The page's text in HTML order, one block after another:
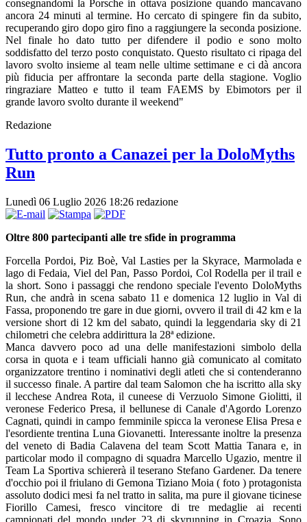
consegnandomi la Porsche in ottava posizione quando mancavano
ancora 24 minuti al termine. Ho cercato di spingere fin da subito,
recuperando giro dopo giro fino a raggiungere la seconda posizione.
Nel finale ho dato tutto per difendere il podio e sono molto
soddisfatto del terzo posto conquistato. Questo risultato ci ripaga del
lavoro svolto insieme al team nelle ultime settimane e ci dà ancora
più fiducia per affrontare la seconda parte della stagione. Voglio
ringraziare Matteo e tutto il team FAEMS by Ebimotors per il
grande lavoro svolto durante il weekend"
Redazione
Tutto pronto a Canazei per la DoloMyths
Run
Lunedì 06 Luglio 2026 18:26 redazione
Oltre 800 partecipanti alle tre sfide in programma
Forcella Pordoi, Piz Boè, Val Lasties per la Skyrace, Marmolada e
lago di Fedaia, Viel del Pan, Passo Pordoi, Col Rodella per il trail e
la short. Sono i passaggi che rendono speciale l'evento DoloMyths
Run, che andrà in scena sabato 11 e domenica 12 luglio in Val di
Fassa, proponendo tre gare in due giorni, ovvero il trail di 42 km e la
versione short di 12 km del sabato, quindi la leggendaria sky di 21
chilometri che celebra addirittura la 28ª edizione.
Manca davvero poco ad una delle manifestazioni simbolo della
corsa in quota e i team ufficiali hanno già comunicato al comitato
organizzatore trentino i nominativi degli atleti che si contenderanno
il successo finale. A partire dal team Salomon che ha iscritto alla sky
il lecchese Andrea Rota, il cuneese di Verzuolo Simone Giolitti, il
veronese Federico Presa, il bellunese di Canale d'Agordo Lorenzo
Cagnati, quindi in campo femminile spicca la veronese Elisa Presa e
l'esordiente trentina Luna Giovanetti. Interessante inoltre la presenza
del veneto di Badia Calavena del team Scott Mattia Tanara e, in
particolar modo il compagno di squadra Marcello Ugazio, mentre il
Team La Sportiva schiererà il teserano Stefano Gardener. Da tenere
d'occhio poi il friulano di Gemona Tiziano Moia ( foto ) protagonista
assoluto dodici mesi fa nel tratto in salita, ma pure il giovane ticinese
Fiorillo Camesi, fresco vincitore di tre medaglie ai recenti
campionati del mondo under 23 di skyrunning in Croazia. Sono